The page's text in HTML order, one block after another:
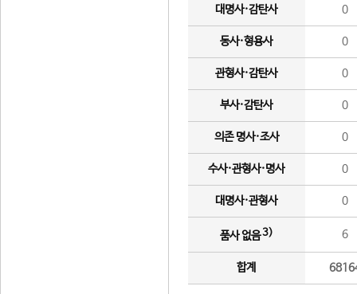
대명사·감탄사 0
동사·형용사 0
관형사·감탄사 0
부사·감탄사 0
의존 명사·조사 0
수사·관형사·명사 0
대명사·관형사 0
품사 없음3) 6
합계